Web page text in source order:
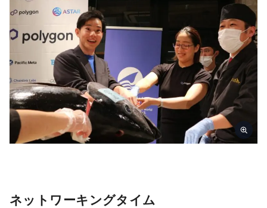
ネットワーキングタイム